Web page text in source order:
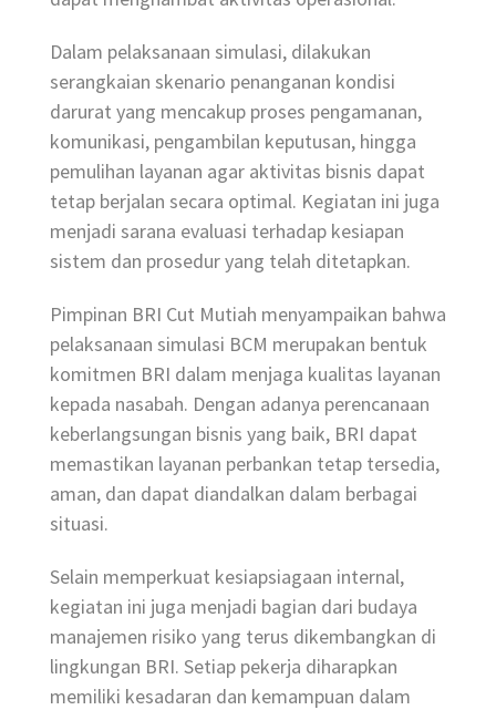
Dalam pelaksanaan simulasi, dilakukan
serangkaian skenario penanganan kondisi
darurat yang mencakup proses pengamanan,
komunikasi, pengambilan keputusan, hingga
pemulihan layanan agar aktivitas bisnis dapat
tetap berjalan secara optimal. Kegiatan ini juga
menjadi sarana evaluasi terhadap kesiapan
sistem dan prosedur yang telah ditetapkan.
Pimpinan BRI Cut Mutiah menyampaikan bahwa
pelaksanaan simulasi BCM merupakan bentuk
komitmen BRI dalam menjaga kualitas layanan
kepada nasabah. Dengan adanya perencanaan
keberlangsungan bisnis yang baik, BRI dapat
memastikan layanan perbankan tetap tersedia,
aman, dan dapat diandalkan dalam berbagai
situasi.
Selain memperkuat kesiapsiagaan internal,
kegiatan ini juga menjadi bagian dari budaya
manajemen risiko yang terus dikembangkan di
lingkungan BRI. Setiap pekerja diharapkan
memiliki kesadaran dan kemampuan dalam